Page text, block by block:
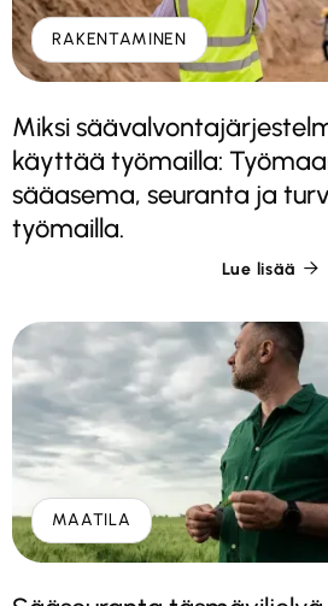
RAKENTAMINEN
Miksi
käyttää työmailla:
sääasema, seuranta ja
työmailla.
Lue lisää 
MAATILA